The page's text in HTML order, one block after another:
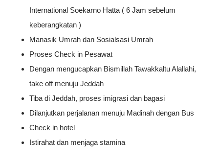
International Soekarno Hatta ( 6 Jam sebelum
keberangkatan )
Manasik Umrah dan Sosialsasi Umrah
Proses Check in Pesawat
Dengan mengucapkan Bismillah Tawakkaltu Alallahi,
take off menuju Jeddah
Tiba di Jeddah, proses imigrasi dan bagasi
Dilanjutkan perjalanan menuju Madinah dengan Bus
Check in hotel
Istirahat dan menjaga stamina